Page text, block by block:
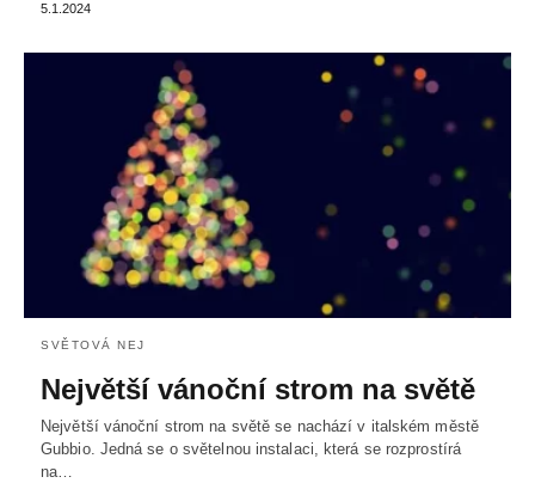
5.1.2024
SVĚTOVÁ NEJ
Největší vánoční strom na světě
Největší vánoční strom na světě se nachází v italském městě
Gubbio. Jedná se o světelnou instalaci, která se rozprostírá
na…